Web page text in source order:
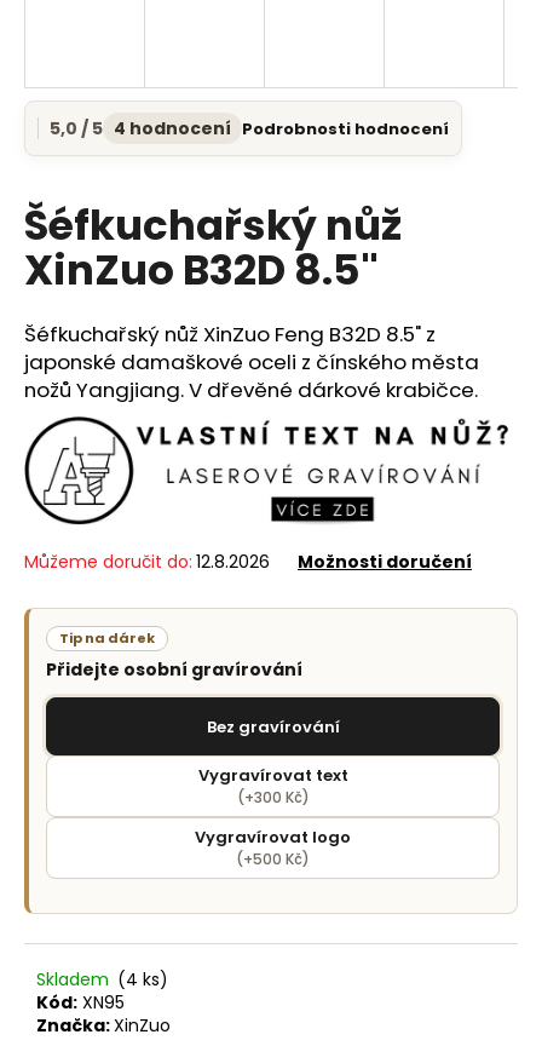
Průměrné
hodnocení
je
5,0
z
5
5,0 / 5 4 hodnocení Podrobnosti hodnocení
Šéfkuchařský nůž
XinZuo B32D 8.5"
Šéfkuchařský nůž XinZuo Feng B32D 8.5" z
japonské damaškové oceli z čínského města
nožů Yangjiang. V dřevěné dárkové krabičce.
Můžeme doručit do: 12.8.2026 Možnosti doručení
Tip na dárek
Přidejte osobní gravírování
Bez gravírování
Vygravírovat text
(+300 Kč)
Vygravírovat logo
(+500 Kč)
Skladem (4 ks)
Kód: XN95
Značka:XinZuo
í
?
HLEDAT
D
p
o
r
u
u
j
e
m